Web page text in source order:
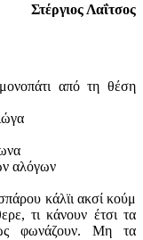
Στέργιος Λαΐτσος
από τη θέση
αλόγων
κάλϊι ακσί κούμ
τι κάνουν έτσι τα
φωνάζουν. Μη τα